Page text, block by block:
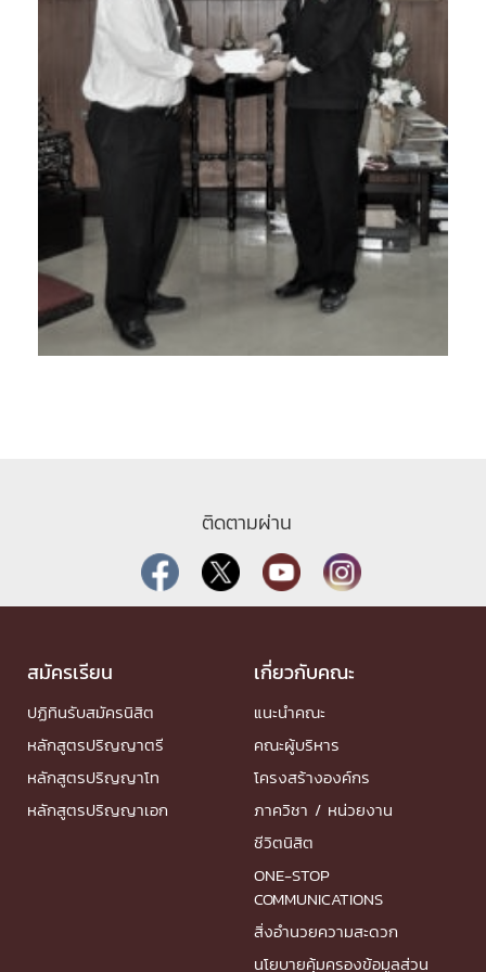
ติดตามผ่าน
สมัครเรียน
ปฏิทินรับสมัครนิสิต
หลักสูตรปริญญาตรี
หลักสูตรปริญญาโท
หลักสูตรปริญญาเอก
เกี่ยวกับคณะ
แนะนำคณะ
คณะผู้บริหาร
โครงสร้างองค์กร
ภาควิชา / หน่วยงาน
ชีวิตนิสิต
ONE-STOP
COMMUNICATIONS
สิ่งอำนวยความสะดวก
นโยบายคุ้มครองข้อมูลส่วน